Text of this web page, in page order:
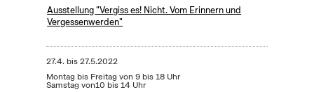
Ausstellung "Vergiss es! Nicht. Vom Erinnern und
Vergessenwerden"
27.4. bis27.5.2022
Montag bis Freitag von 9 bis 18 Uhr
Samstag von10 bis 14 Uhr